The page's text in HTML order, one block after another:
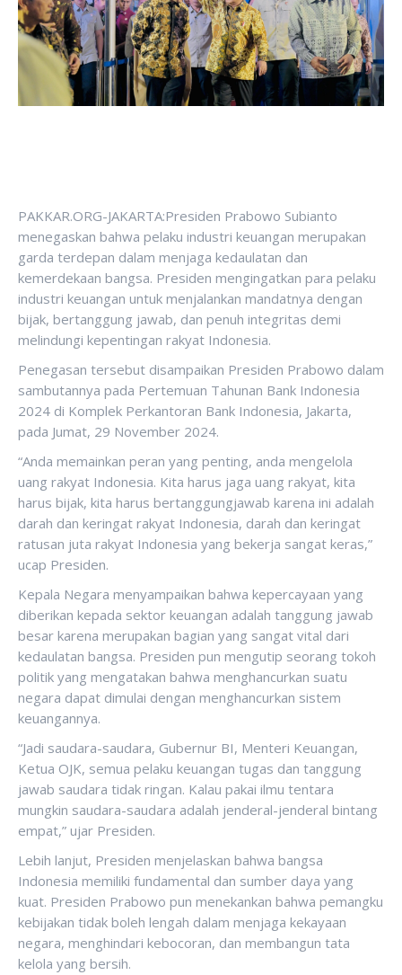
PAKKAR.ORG-JAKARTA:Presiden Prabowo Subianto
menegaskan bahwa pelaku industri keuangan merupakan
garda terdepan dalam menjaga kedaulatan dan
kemerdekaan bangsa. Presiden mengingatkan para pelaku
industri keuangan untuk menjalankan mandatnya dengan
bijak, bertanggung jawab, dan penuh integritas demi
melindungi kepentingan rakyat Indonesia.
Penegasan tersebut disampaikan Presiden Prabowo dalam
sambutannya pada Pertemuan Tahunan Bank Indonesia
2024 di Komplek Perkantoran Bank Indonesia, Jakarta,
pada Jumat, 29 November 2024.
“Anda memainkan peran yang penting, anda mengelola
uang rakyat Indonesia. Kita harus jaga uang rakyat, kita
harus bijak, kita harus bertanggungjawab karena ini adalah
darah dan keringat rakyat Indonesia, darah dan keringat
ratusan juta rakyat Indonesia yang bekerja sangat keras,”
ucap Presiden.
Kepala Negara menyampaikan bahwa kepercayaan yang
diberikan kepada sektor keuangan adalah tanggung jawab
besar karena merupakan bagian yang sangat vital dari
kedaulatan bangsa. Presiden pun mengutip seorang tokoh
politik yang mengatakan bahwa menghancurkan suatu
negara dapat dimulai dengan menghancurkan sistem
keuangannya.
“Jadi saudara-saudara, Gubernur BI, Menteri Keuangan,
Ketua OJK, semua pelaku keuangan tugas dan tanggung
jawab saudara tidak ringan. Kalau pakai ilmu tentara
mungkin saudara-saudara adalah jenderal-jenderal bintang
empat,” ujar Presiden.
Lebih lanjut, Presiden menjelaskan bahwa bangsa
Indonesia memiliki fundamental dan sumber daya yang
kuat. Presiden Prabowo pun menekankan bahwa pemangku
kebijakan tidak boleh lengah dalam menjaga kekayaan
negara, menghindari kebocoran, dan membangun tata
kelola yang bersih.